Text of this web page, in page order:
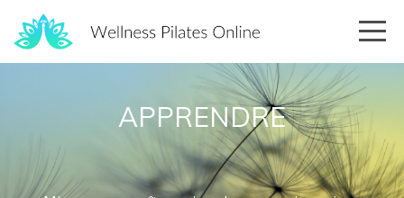
APPRENDRE